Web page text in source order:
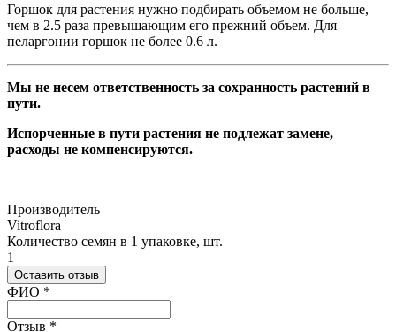
Горшок для растения нужно подбирать объемом не больше,
чем в 2.5 раза превышающим его прежний объем. Для
пеларгонии горшок не более 0.6 л.
Мы не несем ответственность за сохранность растений в
пути.
Испорченные в пути растения не подлежат замене,
расходы не компенсируются.
Производитель
Vitroflora
Количество семян в 1 упаковке, шт.
1
Оставить отзыв
Ваш отзыв был отправлен!
ФИО *
Отзыв *